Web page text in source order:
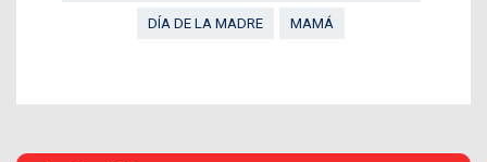
DÍA DE LA MADRE MAMÁ